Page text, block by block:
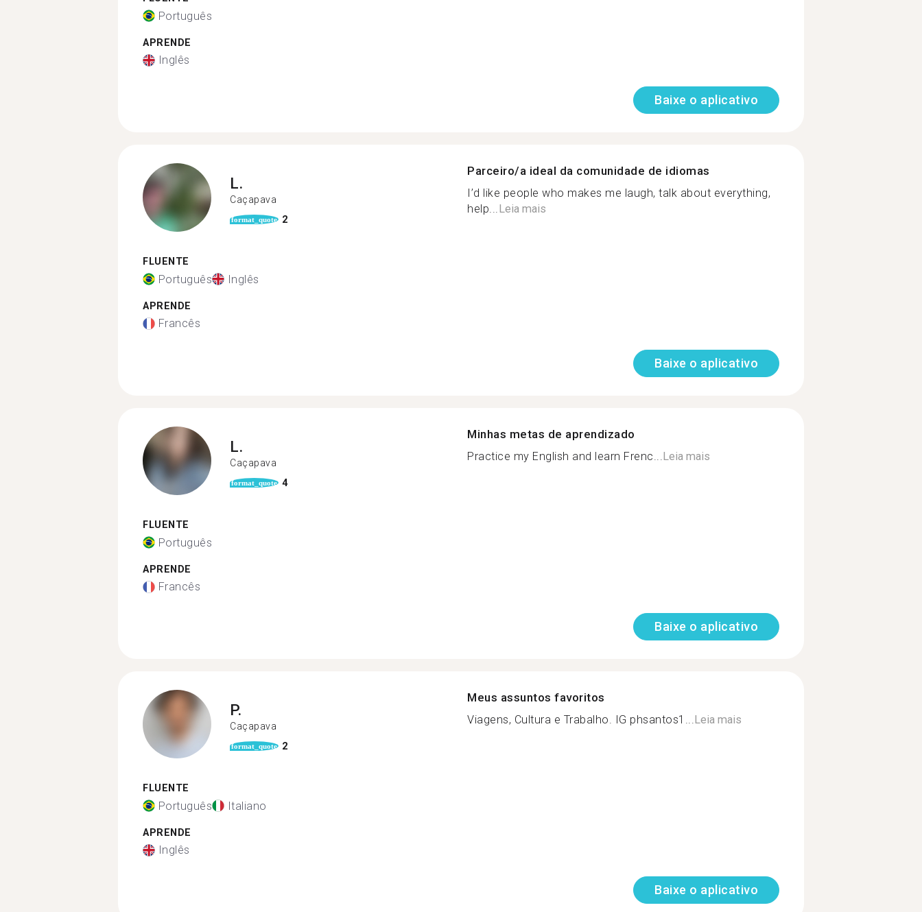
Português
APRENDE
Inglês
Baixe o aplicativo
L.
Caçapava
format_quote 2
FLUENTE
Português Inglês
APRENDE
Francês
Parceiro/a ideal da comunidade de idiomas
I’d like people who makes me laugh, talk about everything,
help...Leia mais
Baixe o aplicativo
L.
Caçapava
format_quote 4
FLUENTE
Português
APRENDE
Francês
Minhas metas de aprendizado
Practice my English and learn Frenc...Leia mais
Baixe o aplicativo
P.
Caçapava
format_quote 2
FLUENTE
Português Italiano
APRENDE
Inglês
Meus assuntos favoritos
Viagens, Cultura e Trabalho. IG phsantos1...Leia mais
Baixe o aplicativo